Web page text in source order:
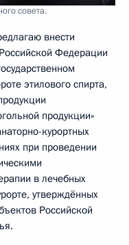
совета.
внести
Федерации
этилового спирта,
продукции»
курортных
при проведении
в лечебных
утверждённых
Российской